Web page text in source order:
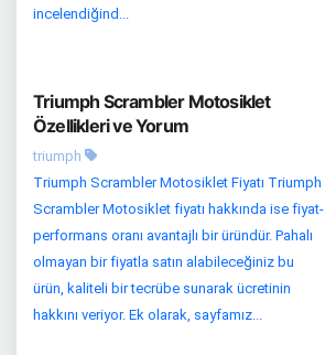
incelendiğind...
Triumph Scrambler Motosiklet
Özellikleri ve Yorum
triumph
Triumph Scrambler Motosiklet Fiyatı Triumph
Scrambler Motosiklet fiyatı hakkında ise fiyat-
performans oranı avantajlı bir üründür. Pahalı
olmayan bir fiyatla satın alabileceğiniz bu
ürün, kaliteli bir tecrübe sunarak ücretinin
hakkını veriyor. Ek olarak, sayfamız...